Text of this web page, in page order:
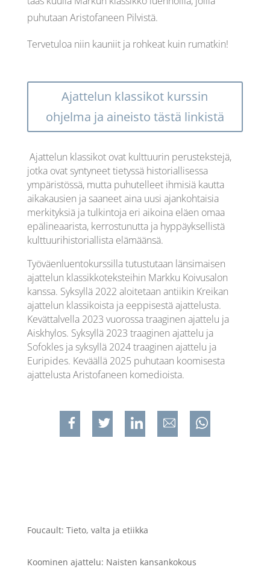
puhutaan Aristofaneen Pilvistä.
Tervetuloa niin kauniit ja rohkeat kuin rumatkin!
Ajattelun klassikot kurssin
ohjelma ja aineisto tästä linkistä
Ajattelun klassikot ovat kulttuurin perustekstejä,
jotka ovat syntyneet tietyssä historiallisessa
ympäristössä, mutta puhutelleet ihmisiä kautta
aikakausien ja saaneet aina uusi ajankohtaisia
merkityksiä ja tulkintoja eri aikoina eläen omaa
epälineaarista, kerrostunutta ja hyppäyksellistä
kulttuurihistoriallista elämäänsä.
Työväenluentokurssilla tutustutaan länsimaisen
ajattelun klassikkoteksteihin Markku Koivusalon
kanssa. Syksyllä 2022 aloitetaan antiikin Kreikan
ajattelun klassikoista ja eeppisestä ajattelusta.
Kevättalvella 2023 vuorossa traaginen ajattelu ja
Aiskhylos. Syksyllä 2023 traaginen ajattelu ja
Sofokles ja syksyllä 2024 traaginen ajattelu ja
Euripides. Keväällä 2025 puhutaan koomisesta
ajattelusta Aristofaneen komedioista.
Jaa FacebookissaJaa TwitterissaJaa LinkedinissäJaa sähköpostilla
Foucault: Tieto, valta ja etiikka
Koominen ajattelu: Naisten kansankokous